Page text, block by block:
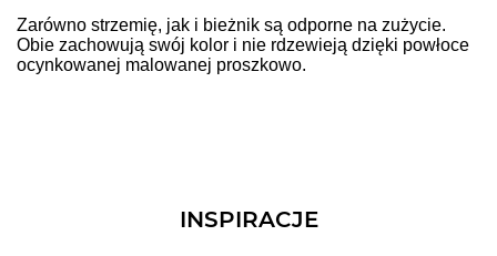
Zarówno strzemię, jak i bieżnik są odporne na zużycie.
Obie zachowują swój kolor i nie rdzewieją dzięki powłoce
ocynkowanej malowanej proszkowo.
INSPIRACJE